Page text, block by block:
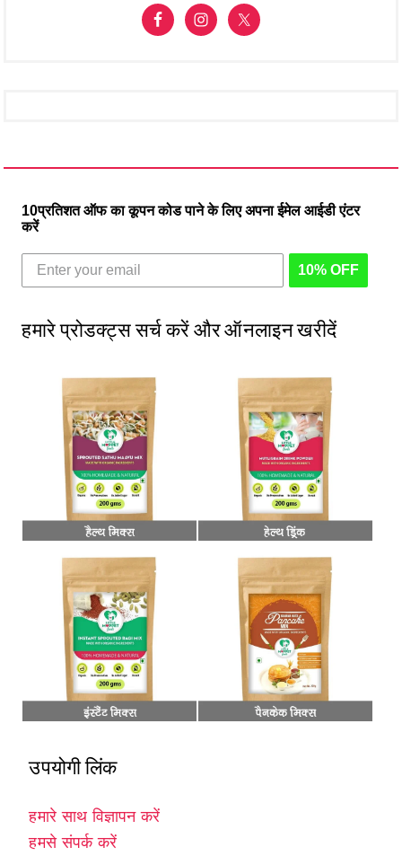
10प्रतिशत ऑफ का कूपन कोड पाने के लिए अपना ईमेल आईडी एंटर
करें
10% OFF
हमारे प्रोडक्ट्स सर्च करें और ऑनलाइन खरीदें
उपयोगी लिंक
हमारे साथ विज्ञापन करें
हमसे संपर्क करें